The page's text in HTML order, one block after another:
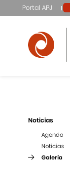
Portal APJ
Noticias
Agenda
Noticias
Galería